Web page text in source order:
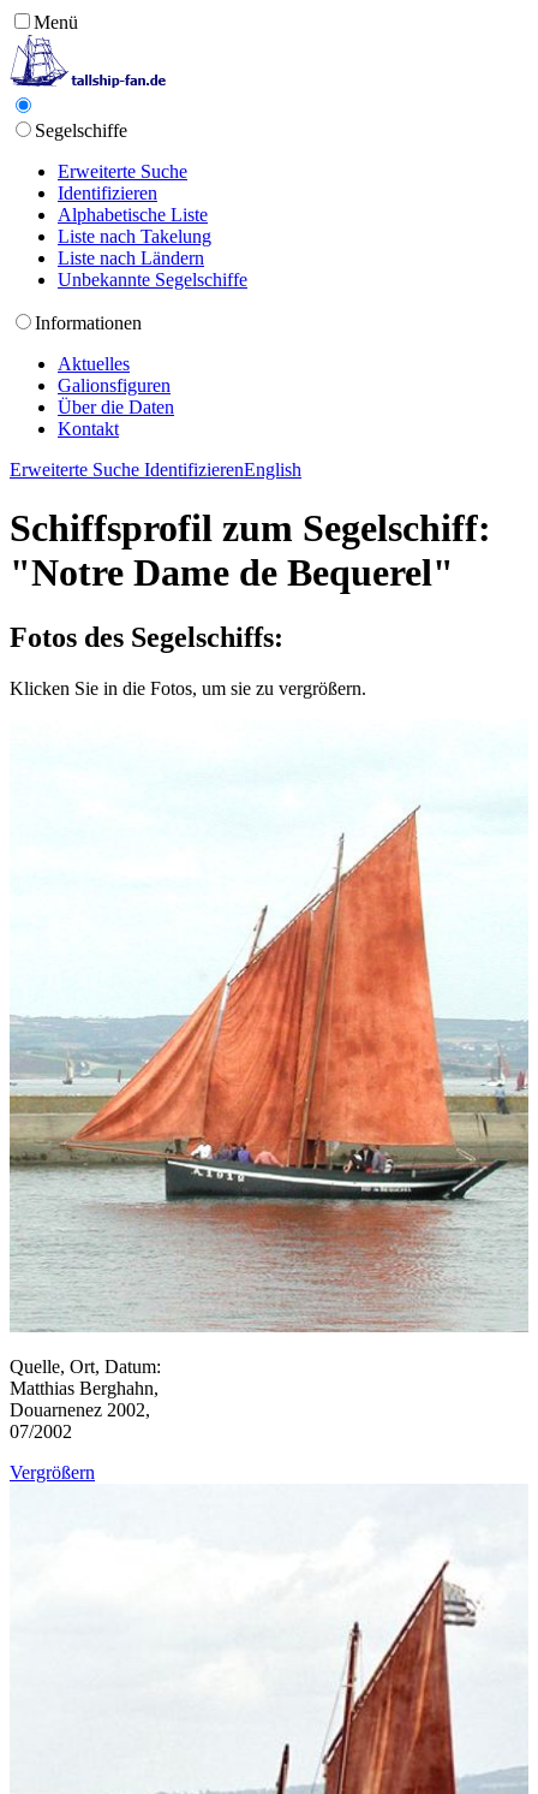
Menü
Segelschiffe
Erweiterte Suche
Identifizieren
Alphabetische Liste
Liste nach Takelung
Liste nach Ländern
Unbekannte Segelschiffe
Informationen
Aktuelles
Galionsfiguren
Über die Daten
Kontakt
Erweiterte Suche IdentifizierenEnglish
Schiffsprofil zum Segelschiff:
"Notre Dame de Bequerel"
Fotos des Segelschiffs:
Klicken Sie in die Fotos, um sie zu vergrößern.
Quelle, Ort, Datum:
Matthias Berghahn,
Douarnenez 2002,
07/2002
Vergrößern